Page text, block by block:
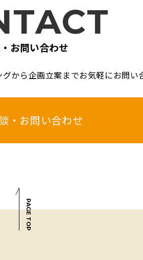
お問い合わせ
グから企画立案までお気軽にお問い
・お問い合わせ
PAGE TOP